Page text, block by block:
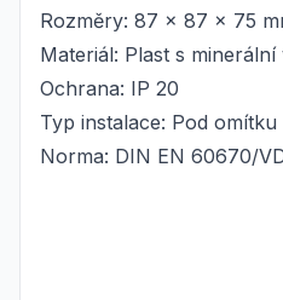
Rozměry: 87 x 87 x 75
Materiál: Plast s
Ochrana: IP 20
Typ instalace: Pod omítku
Norma: DIN EN 60670/